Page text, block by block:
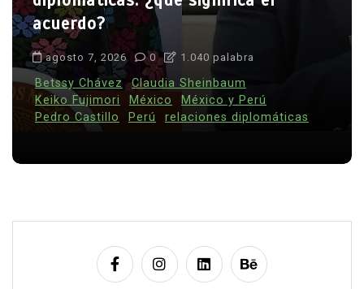
acuerdo?
agosto 7, 2026 0 1.040 palabra
Betssy Chávez
Claudia Sheinbaum
Keiko Fujimori
México
México y Perú
Pedro Castillo
Perú relaciones diplomáticas